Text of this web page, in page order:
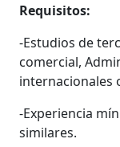
Requisitos:
-Estudios de
comercial,
internacionales
-Experiencia
similares.